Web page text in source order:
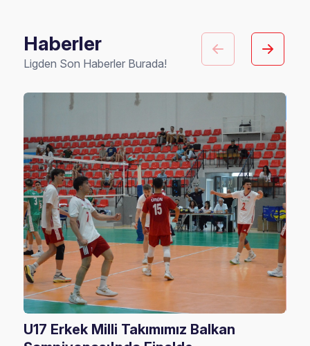
Haberler
Ligden Son Haberler Burada!
U17 Erkek Milli Takımımız Balkan